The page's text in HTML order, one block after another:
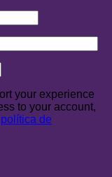
your experience
to your account,
política de